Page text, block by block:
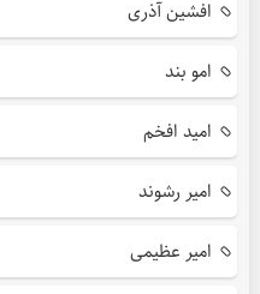
افشین آذری
امو بند
امید افخم
امیر رشوند
امیر عظیمی